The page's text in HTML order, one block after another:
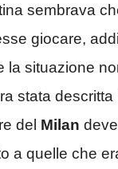
sembrava
giocare,
la situazione
stata descritta
del Milan
a quelle che